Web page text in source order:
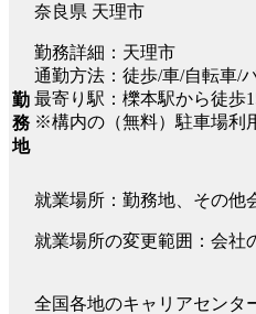
勤
務
地
奈良県 天理市
勤務詳細：天理市
通勤方法：徒歩/車/自転車/
最寄り駅：櫟本駅から徒歩
※構内の（無料）駐車場利
就業場所：勤務地、その他
就業場所の変更範囲：会社
全国各地のキャリアセンタ